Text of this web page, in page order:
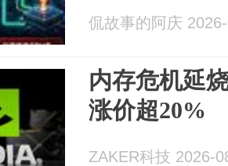
侃故事的阿庆
内存危机延
涨价超20%
ZAKER科技 2026-